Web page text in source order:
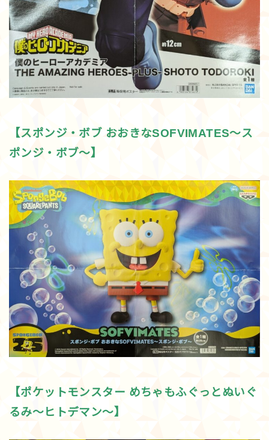
【スポンジ・ボブ おおきなSOFVIMATES～ス
ポンジ・ボブ～】
【ポケットモンスター めちゃもふぐっとぬいぐ
るみ～ヒトデマン～】